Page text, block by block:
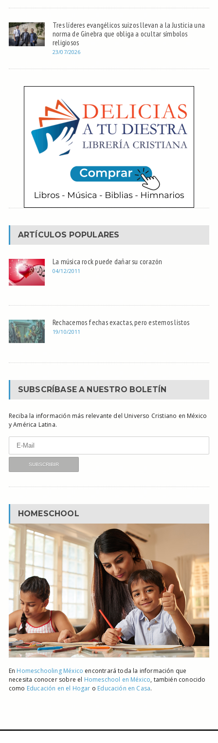
Tres líderes evangélicos suizos llevan a la Justicia una
norma de Ginebra que obliga a ocultar símbolos
religiosos
23/07/2026
ARTÍCULOS POPULARES
La música rock puede dañar su corazón
04/12/2011
Rechacemos fechas exactas, pero estemos listos
19/10/2011
SUBSCRÍBASE A NUESTRO BOLETÍN
Reciba la información más relevante del Universo Cristiano en México
y América Latina.
HOMESCHOOL
En Homeschooling México encontrará toda la información que
necesita conocer sobre el Homeschool en México, también conocido
como Educación en el Hogar o Educación en Casa.